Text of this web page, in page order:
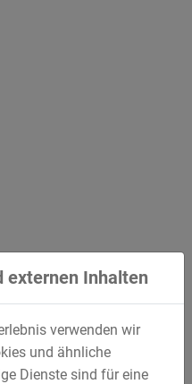
externen Inhalten
verwenden wir
und ähnliche
Dienste sind für eine